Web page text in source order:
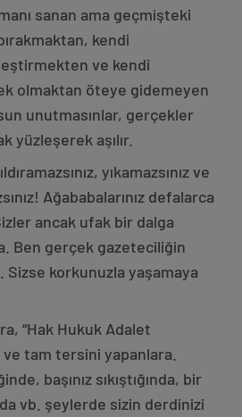
sanan ama geçmişteki
kendi
ve kendi
olmaktan öteye gidemeyen
unutmasınlar, gerçekler
yüzleşerek aşılır.
yıkamazsınız ve
Ağababalarınız defalarca
ancak ufak bir dalga
Ben gerçek gazeteciliğin
Sizse korkunuzla yaşamaya
“Hak Hukuk Adalet
tam tersini yapanlara.
başınız sıkıştığında, bir
vb. şeylerde sizin derdinizi